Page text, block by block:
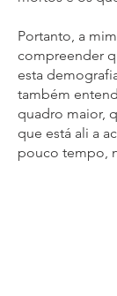
Portanto, a
compreender
esta
também
quadro maior,
que está ali a
pouco tempo,